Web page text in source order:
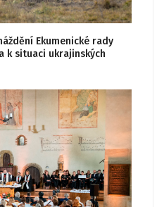
Ekumenické rady
k situaci ukrajinských